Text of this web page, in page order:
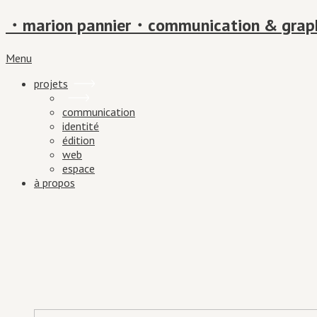
・marion pannier・communication &
Menu
projets
communication
identité
édition
web
espace
à propos